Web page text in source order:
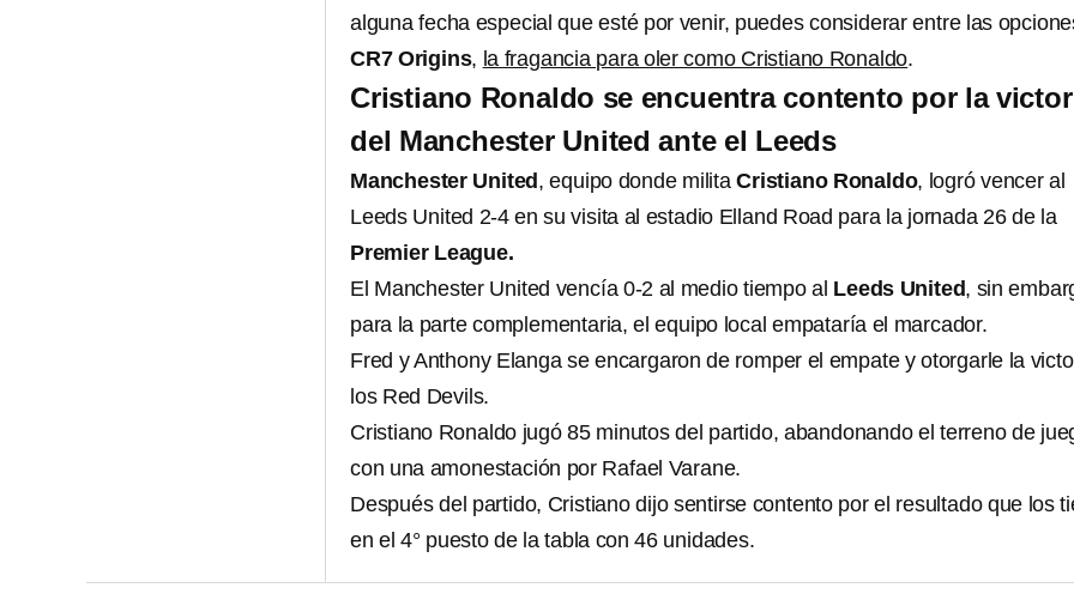
alguna fecha especial que esté por venir, puedes considerar entre las
CR7 Origins, la fragancia para oler como Cristiano Ronaldo.
Cristiano Ronaldo se encuentra contento por la
del Manchester United ante el Leeds
Manchester United, equipo donde militaCristiano Ronaldo, logró vencer al
Leeds United 2-4 en su visita al estadio Elland Road para la jornada 26 de la
Premier League.
El Manchester United vencía 0-2 al medio tiempo al Leeds United, sin
para la parte complementaria, el equipo local empataría el marcador.
Fred y Anthony Elanga se encargaron de romper el empate y otorgarle la
los Red Devils.
Cristiano Ronaldo jugó 85 minutos del partido, abandonando el terreno de
con una amonestación por Rafael Varane.
Después del partido, Cristiano dijo sentirse contento por el resultado que los
en el 4° puesto de la tabla con 46 unidades.